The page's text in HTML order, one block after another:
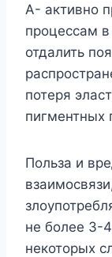
А- активно
процессам в
отдалить
потеря
пигментных
Польза и
не более 3-
некоторых